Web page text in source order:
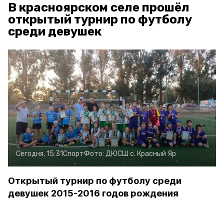
В красноярском селе прошёл
открытый турнир по футболу
среди девушек
Сегодня, 15:31СпортФото: ДЮСШ с. Красный Яр
Открытый турнир по футболу среди
девушек 2015-2016 годов рождения